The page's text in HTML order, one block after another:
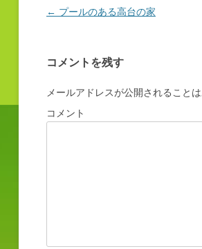
投稿ナビゲーション
← プールのある高台の家
コメントを残す
メールアドレスが公開されることは
コメント